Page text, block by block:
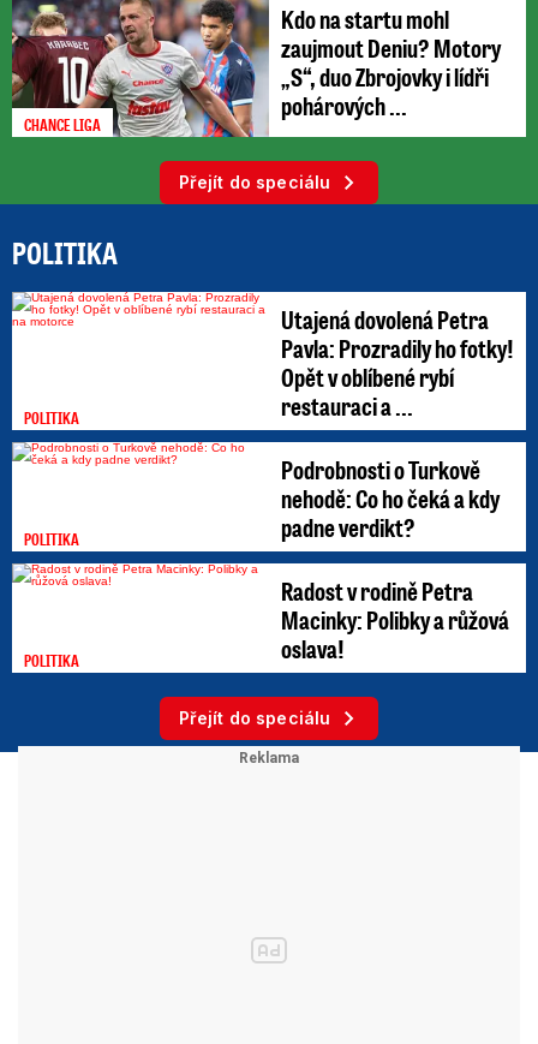
CHANCE LIGA
Kdo na startu mohl
zaujmout Deniu? Motory
„S“, duo Zbrojovky i lídři
pohárových ...
Přejít do speciálu
POLITIKA
POLITIKA
Utajená dovolená Petra
Pavla: Prozradily ho fotky!
Opět v oblíbené rybí
restauraci a ...
POLITIKA
Podrobnosti o Turkově
nehodě: Co ho čeká a kdy
padne verdikt?
POLITIKA
Radost v rodině Petra
Macinky: Polibky a růžová
oslava!
Přejít do speciálu